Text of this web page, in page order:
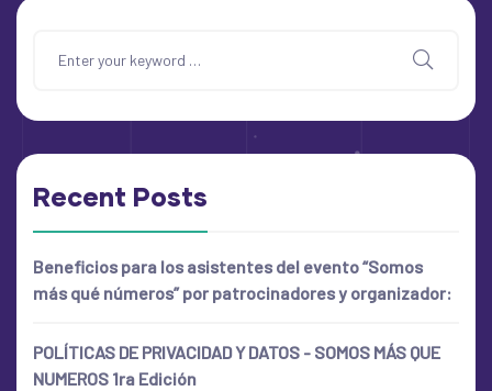
Recent Posts
Beneficios para los asistentes del evento “Somos
más qué números” por patrocinadores y organizador:
POLÍTICAS DE PRIVACIDAD Y DATOS ­- SOMOS MÁS QUE
NUMEROS 1ra Edición